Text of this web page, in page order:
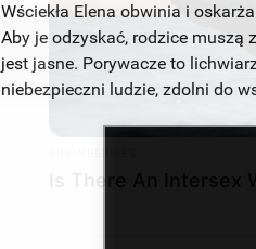
Wściekła Elena obwinia i
Aby je odzyskać, rodzice muszą
jest jasne. Porywacze to
niebezpieczni ludzie, zdolni do
BRAINBERRIES
Is There An Intersex